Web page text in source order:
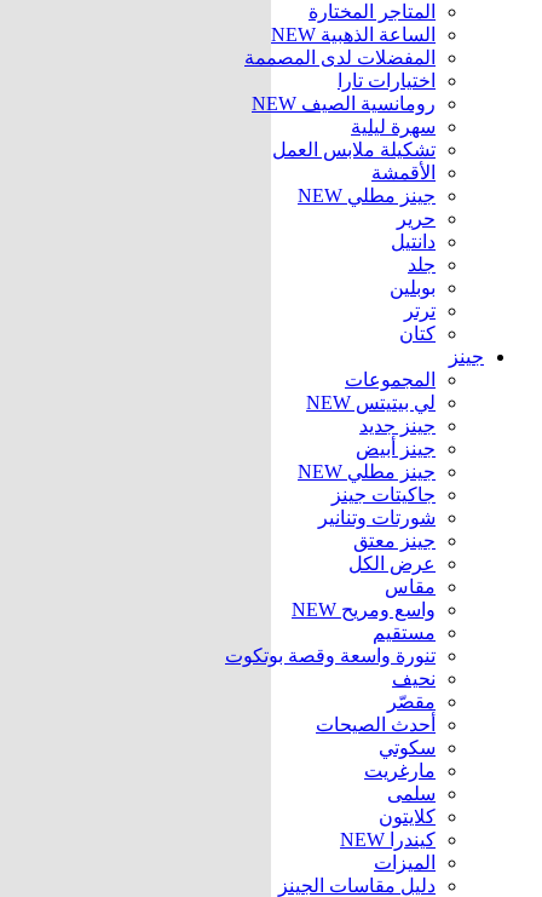
المتاجر المختارة
الساعة الذهبية NEW
المفضلات لدى المصممة
اختيارات تارا
رومانسية الصيف NEW
سهرة ليلية
تشكيلة ملابس العمل
الأقمشة
جينز مطلي NEW
حرير
دانتيل
جلد
بوبلين
ترتر
كتان
جينز
المجموعات
لي بيتيتس NEW
جينز جديد
جينز أبيض
جينز مطلي NEW
جاكيتات جينز
شورتات وتنانير
جينز معتق
عرض الكل
مقاس
واسع ومريح NEW
مستقيم
تنورة واسعة وقصة بوتكوت
نحيف
مقصّر
أحدث الصيحات
سكوتي
مارغريت
سلمى
كلايتون
كيندرا NEW
الميزات
دليل مقاسات الجينز